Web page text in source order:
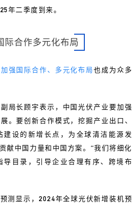
年二季度到来。
际合作多元化布局
加强国际合作、多元化布局也成为众多
局长顾宇表示，中国光伏产业要加强
。要创新合作模式，挖掘产业出口、
建设的新增长点，为全球清洁能源发
献中国力量和中国方案。“我们将细化
导目录，引导企业合理有序、跨境布
测显示，2024年全球光伏新增装机预